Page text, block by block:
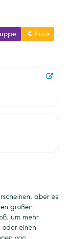
aber es
großen
um mehr
oder einen
Euro